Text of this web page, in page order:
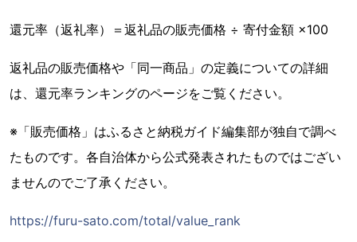
還元率（返礼率）＝返礼品の販売価格 ÷ 寄付金額 ×100
返礼品の販売価格や「同一商品」の定義についての詳細
は、還元率ランキングのページをご覧ください。
※「販売価格」はふるさと納税ガイド編集部が独自で調べ
たものです。各自治体から公式発表されたものではござい
ませんのでご了承ください。
https://furu-sato.com/total/value_rank